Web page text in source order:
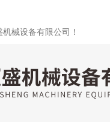
械设备有限公司！